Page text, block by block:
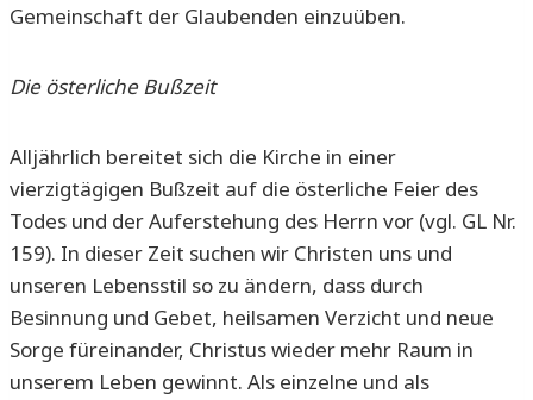
Gemeinschaft der Glaubenden einzuüben.
Die österliche Bußzeit
Alljährlich bereitet sich die Kirche in einer
vierzigtägigen Bußzeit auf die österliche Feier des
Todes und der Auferstehung des Herrn vor (vgl. GL Nr.
159). In dieser Zeit suchen wir Christen uns und
unseren Lebensstil so zu ändern, dass durch
Besinnung und Gebet, heilsamen Verzicht und neue
Sorge füreinander, Christus wieder mehr Raum in
unserem Leben gewinnt. Als einzelne und als